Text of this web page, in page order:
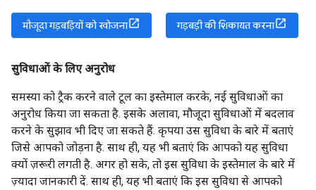
मौजूदा गड़बड़ियों को खोजना गड़बड़ी की शिकायत करना
सुविधाओं के लिए अनुरोध
समस्या को ट्रैक करने वाले टूल का इस्तेमाल करके, नई सुविधाओं का
अनुरोध किया जा सकता है. इसके अलावा, मौजूदा सुविधाओं में बदलाव
करने के सुझाव भी दिए जा सकते हैं. कृपया उस सुविधा के बारे में बताएं
जिसे आपको जोड़ना है. साथ ही, यह भी बताएं कि आपको यह सुविधा
क्यों ज़रूरी लगती है. अगर हो सके, तो इस सुविधा के इस्तेमाल के बारे में
ज़्यादा जानकारी दें. साथ ही, यह भी बताएं कि इस सुविधा से आपको